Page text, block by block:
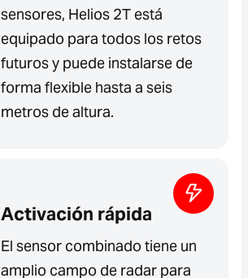
sensores, Helios 2T está
equipado para todos los retos
futuros y puede instalarse de
forma flexible hasta a seis
metros de altura.
Activación rápida
El sensor combinado tiene un
amplio campo de radar para